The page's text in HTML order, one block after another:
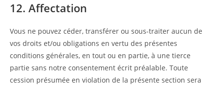
12. Affectation
Vous ne pouvez céder, transférer ou sous-traiter aucun de
vos droits et/ou obligations en vertu des présentes
conditions générales, en tout ou en partie, à une tierce
partie sans notre consentement écrit préalable. Toute
cession présumée en violation de la présente section sera